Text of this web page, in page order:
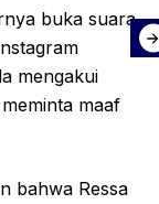
buka suara
mengakui
maaf
bahwa Ressa